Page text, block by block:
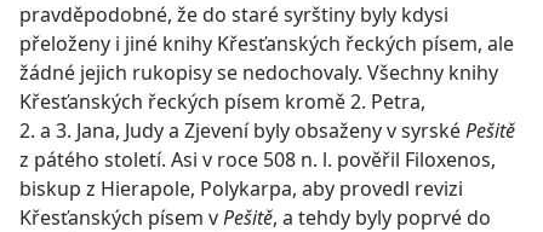
pravděpodobné, že do staré syrštiny byly kdysi
přeloženy i jiné knihy Křesťanských řeckých písem, ale
žádné jejich rukopisy se nedochovaly. Všechny knihy
Křesťanských řeckých písem kromě 2. Petra,
2. a 3. Jana, Judy a Zjevení byly obsaženy v syrskéPešitě
z pátého století. Asi v roce 508 n. l. pověřil Filoxenos,
biskup z Hierapole, Polykarpa, aby provedl revizi
Křesťanských písem vPešitě, a tehdy byly poprvé do